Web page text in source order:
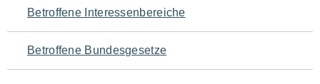
den
Seiteninhalt
Betroffene Interessenbereiche
Betroffene Bundesgesetze